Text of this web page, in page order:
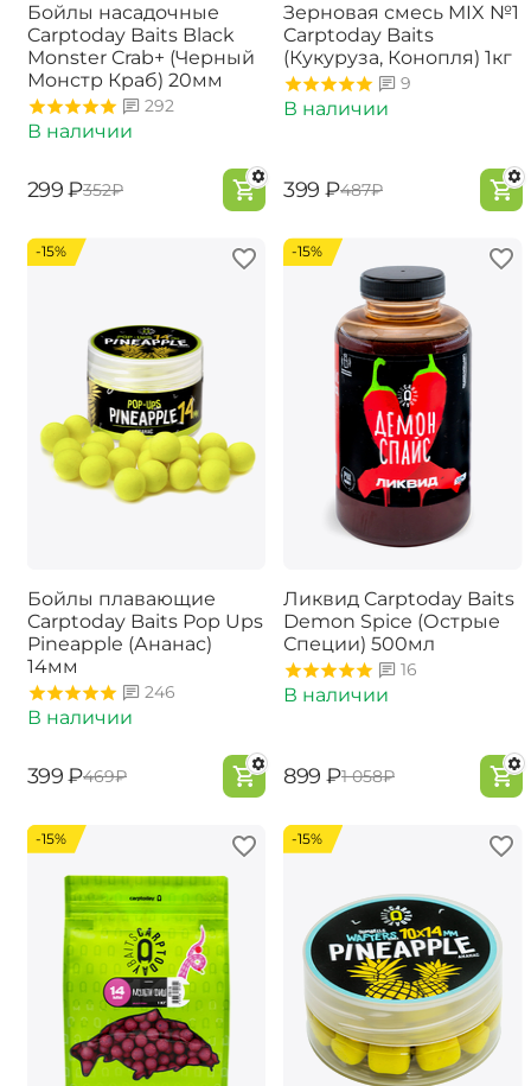
Бойлы насадочные
Carptoday Baits Black
Monster Crab+ (Черный
Монстр Краб) 20мм
292
В наличии
‍299‍ ₽‍352‍₽
Зерновая смесь MIX №1
Carptoday Baits
(Кукуруза, Конопля) 1кг
9
В наличии
‍399‍ ₽‍487‍₽
-15%
Бойлы плавающие
Carptoday Baits Pop Ups
Pineapple (Ананас)
14мм
246
В наличии
‍399‍ ₽‍469‍₽
-15%
Ликвид Carptoday Baits
Demon Spice (Острые
Специи) 500мл
16
В наличии
‍899‍ ₽‍1 058‍₽
-15% -15%